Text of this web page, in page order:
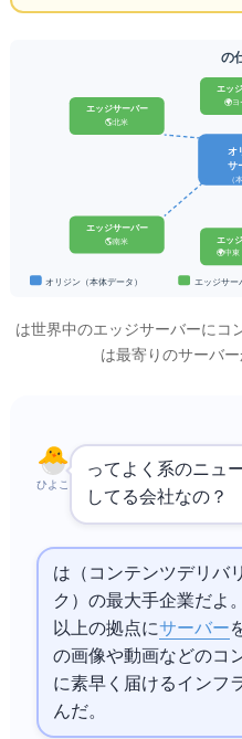
Akamai
オ
サ
（
エッ
🌍
エッジサーバー
🌎 北米
エッジサーバー
🌎 南米 エッ
🌍 中東
オリジン（本体データ） エッジサー
Akamaiは世界中のエッジサーバー
は最寄りのサーバ
ひよこ
AkamaiってよくIT系
してる会社なの？
Akamaiは （コンテンツデリバ
ク）の最大手企業だよ。世
以上の拠点にサーバー
の画像や動画などのコ
に素早く届けるインフ
んだ。